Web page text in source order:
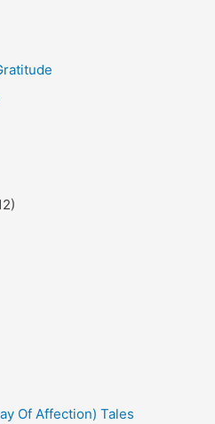
Of Affection) Tales